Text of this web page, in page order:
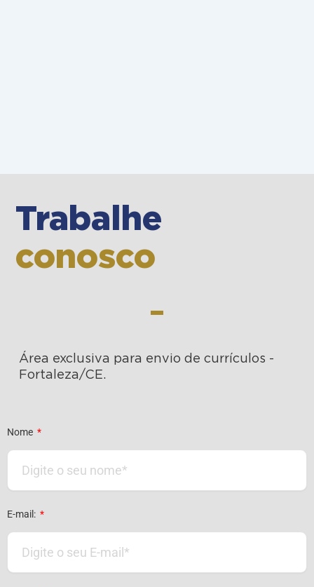
Trabalhe
conosco
Área exclusiva para envio de currículos -
Fortaleza/CE.
Nome
E-mail: